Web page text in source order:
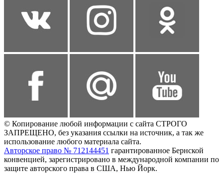
© Копирование любой информации с сайта СТРОГО
ЗАПРЕЩЕНО, без указания ссылки на источник, а так же
использование любого материала сайта.
Авторское право № 712144451 гарантированное Бернской
конвенцией, зарегистрировано в международной компании по
защите авторского права в США, Нью Йорк.